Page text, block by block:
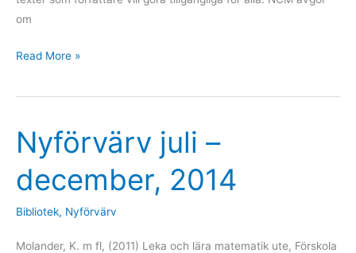
om
Read More »
Nyförvärv juli –
december, 2014
Bibliotek, Nyförvärv
Molander, K. m fl, (2011) Leka och lära matematik ute, Förskola
Nyförvärv
juli
–
december,
2014